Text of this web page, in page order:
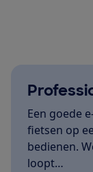
Een goede
fietsen op
bedienen.
loopt…